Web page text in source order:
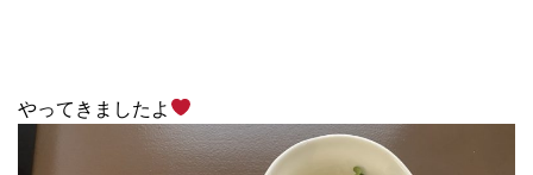
やってきましたよ